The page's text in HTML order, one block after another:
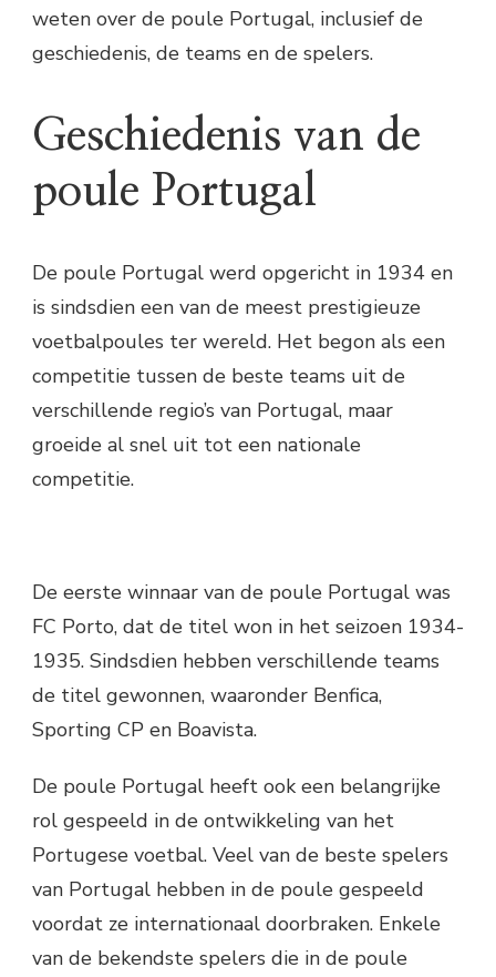
weten over de poule Portugal, inclusief de
geschiedenis, de teams en de spelers.
Geschiedenis van de
poule Portugal
De poule Portugal werd opgericht in 1934 en
is sindsdien een van de meest prestigieuze
voetbalpoules ter wereld. Het begon als een
competitie tussen de beste teams uit de
verschillende regio’s van Portugal, maar
groeide al snel uit tot een nationale
competitie.
De eerste winnaar van de poule Portugal was
FC Porto, dat de titel won in het seizoen 1934-
1935. Sindsdien hebben verschillende teams
de titel gewonnen, waaronder Benfica,
Sporting CP en Boavista.
De poule Portugal heeft ook een belangrijke
rol gespeeld in de ontwikkeling van het
Portugese voetbal. Veel van de beste spelers
van Portugal hebben in de poule gespeeld
voordat ze internationaal doorbraken. Enkele
van de bekendste spelers die in de poule